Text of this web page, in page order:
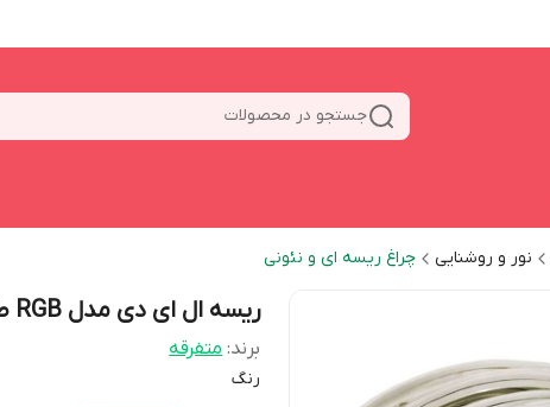
جستجو در محصولات
نور و روشنایی چراغ ریسه ای و نئونی
ریسه ال ای دی مدل RGB طول 30 متر
برند: متفرقه
رنگ